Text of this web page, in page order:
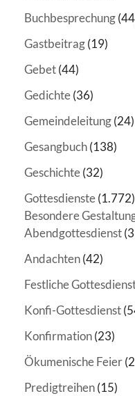
Buchbesprechung
Gastbeitrag(19)
Gebet(44)
Gedichte(36)
Gemeindeleitung(24)
Gesangbuch(138)
Geschichte(32)
Gottesdienste(1.772)
Besondere
Abendgottesdienst
Andachten(42)
Festliche
Konfi-Gottesdienst
Konfirmation(23)
Ökumenische Feier
Predigtreihen(15)